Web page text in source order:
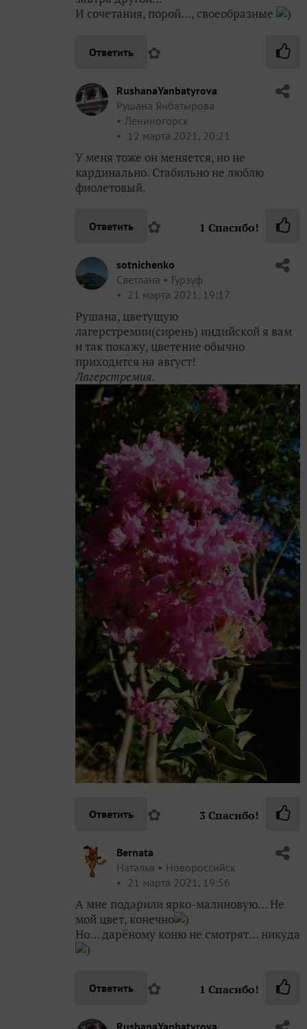
И сочетания, порой..., своеобразные
)
Ответить ✿
RushanaYanbatyrova
Рушана Янбатырова
Лениногорск
12 марта 2021, 20:21
У меня тоже он меняется, но не
кардинально. Стабильно не люблю
фиолетовый.
Ответить ✿ 1 Спасибо!
sotnichenko
Светлана
Гурзуф
21 марта 2021, 19:17
Рушана, цветущую
лагерстремии(сирень) индийской я вам
и так покажу, цветение обычно
приходится на август!
Лагерстремия.
Ответить ✿ 3 Спасибо!
Bernata
Наталья
Новороссийск
21 марта 2021, 19:56
А мне подарили ярко-малиновую… Не
мой цвет, конечно
)
Но… дарёному коню не смотрят… никуда
)
Ответить ✿ 1 Спасибо!